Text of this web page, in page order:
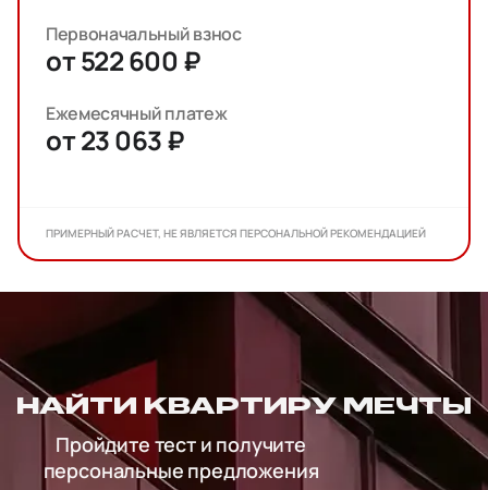
Первоначальный взнос
от 522 600 ₽
Ежемесячный платеж
от 23 063 ₽
ПРИМЕРНЫЙ РАСЧЕТ, НЕ ЯВЛЯЕТСЯ ПЕРСОНАЛЬНОЙ РЕКОМЕНДАЦИЕЙ
НАЙТИ КВАРТИРУ МЕЧТЫ
Пройдите тест и получите
персональные предложения